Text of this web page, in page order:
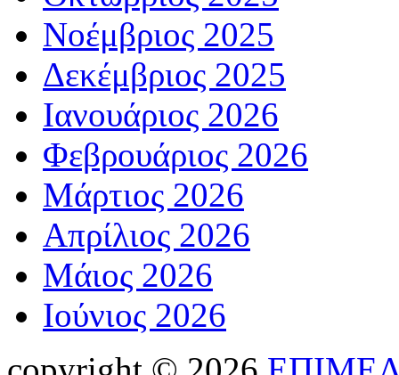
Νοέμβριος 2025
Δεκέμβριος 2025
Ιανουάριος 2026
Φεβρουάριος 2026
Μάρτιος 2026
Απρίλιος 2026
Μάιος 2026
Ιούνιος 2026